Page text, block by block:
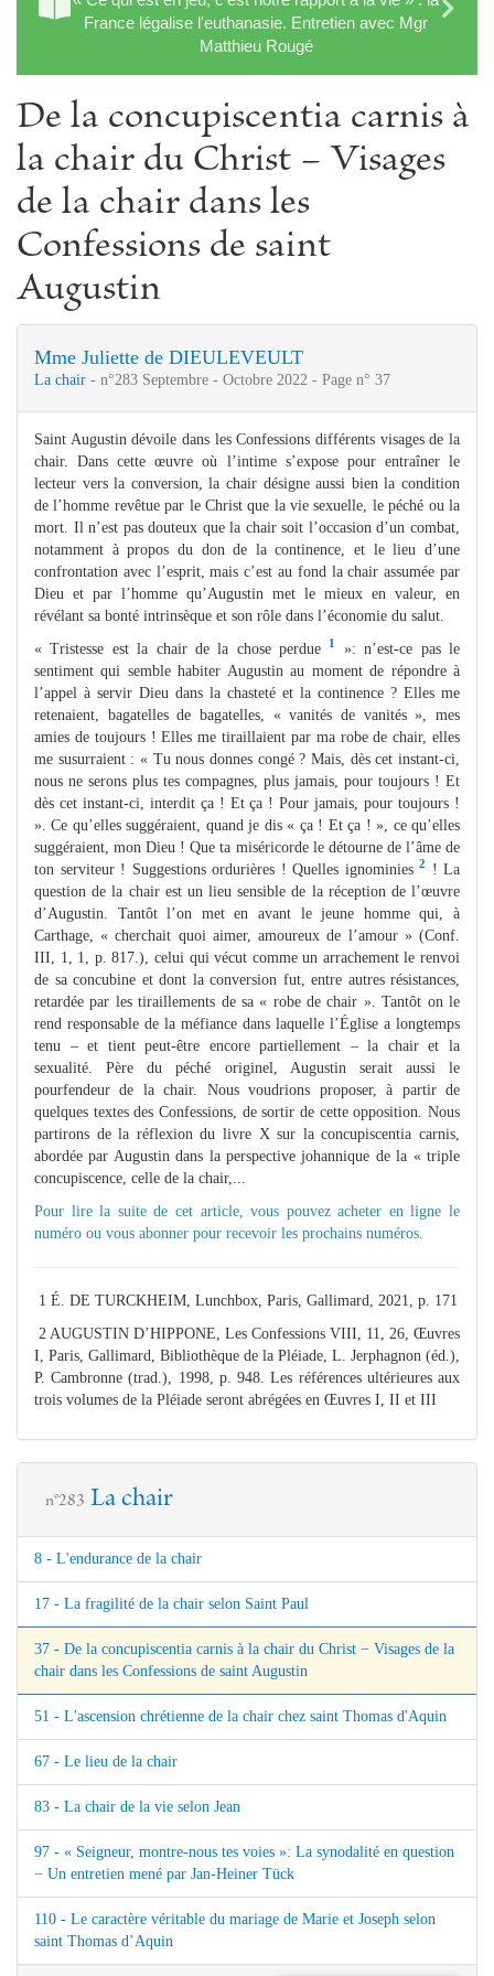
France légalise l'euthanasie. Entretien avec Mgr
Matthieu Rougé
De la concupiscentia carnis à
la chair du Christ − Visages
de la chair dans les
Confessions de saint
Augustin
Mme Juliette de DIEULEVEULT
La chair - n°283 Septembre - Octobre 2022 - Page n° 37
Saint Augustin dévoile dans les Confessions différents visages de la
chair. Dans cette œuvre où l’intime s’expose pour entraîner le
lecteur vers la conversion, la chair désigne aussi bien la condition
de l’homme revêtue par le Christ que la vie sexuelle, le péché ou la
mort. Il n’est pas douteux que la chair soit l’occasion d’un combat,
notamment à propos du don de la continence, et le lieu d’une
confrontation avec l’esprit, mais c’est au fond la chair assumée par
Dieu et par l’homme qu’Augustin met le mieux en valeur, en
révélant sa bonté intrinsèque et son rôle dans l’économie du salut.
« Tristesse est la chair de la chose perdue
1
»: n’est-ce pas le
sentiment qui semble habiter Augustin au moment de répondre à
l’appel à servir Dieu dans la chasteté et la continence ? Elles me
retenaient, bagatelles de bagatelles, « vanités de vanités », mes
amies de toujours ! Elles me tiraillaient par ma robe de chair, elles
me susurraient : « Tu nous donnes congé ? Mais, dès cet instant-ci,
nous ne serons plus tes compagnes, plus jamais, pour toujours ! Et
dès cet instant-ci, interdit ça ! Et ça ! Pour jamais, pour toujours !
». Ce qu’elles suggéraient, quand je dis « ça ! Et ça ! », ce qu’elles
suggéraient, mon Dieu ! Que ta miséricorde le détourne de l’âme de
ton serviteur ! Suggestions ordurières ! Quelles ignominies 2
! La
question de la chair est un lieu sensible de la réception de l’œuvre
d’Augustin. Tantôt l’on met en avant le jeune homme qui, à
Carthage, « cherchait quoi aimer, amoureux de l’amour » (Conf.
III, 1, 1, p. 817.), celui qui vécut comme un arrachement le renvoi
de sa concubine et dont la conversion fut, entre autres résistances,
retardée par les tiraillements de sa « robe de chair ». Tantôt on le
rend responsable de la méfiance dans laquelle l’Église a longtemps
tenu – et tient peut-être encore partiellement – la chair et la
sexualité. Père du péché originel, Augustin serait aussi le
pourfendeur de la chair. Nous voudrions proposer, à partir de
quelques textes des Confessions, de sortir de cette opposition. Nous
partirons de la réflexion du livre X sur la concupiscentia carnis,
abordée par Augustin dans la perspective johannique de la « triple
concupiscence, celle de la chair,...
Pour lire la suite de cet article, vous pouvezacheter en ligne le
numéro ou vous abonner pour recevoir les prochains numéros.
1 É. DE TURCKHEIM, Lunchbox, Paris, Gallimard, 2021, p. 171
2 AUGUSTIN D’HIPPONE, Les Confessions VIII, 11, 26, Œuvres
I, Paris, Gallimard, Bibliothèque de la Pléiade, L. Jerphagnon (éd.),
P. Cambronne (trad.), 1998, p. 948. Les références ultérieures aux
trois volumes de la Pléiade seront abrégées en Œuvres I, II et III
n°283 La chair
8 - L'endurance de la chair
17 - La fragilité de la chair selon Saint Paul
37 - De la concupiscentia carnis à la chair du Christ − Visages de la
chair dans les Confessions de saint Augustin
51 - L'ascension chrétienne de la chair chez saint Thomas d'Aquin
67 - Le lieu de la chair
83 - La chair de la vie selon Jean
97 - « Seigneur, montre-nous tes voies »: La synodalité en question
− Un entretien mené par Jan-Heiner Tück
110 - Le caractère véritable du mariage de Marie et Joseph selon
saint Thomas d’Aquin